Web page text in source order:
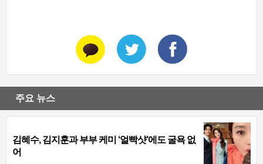
주요 뉴스
김혜수, 김지훈과 부부 케미 ‘얼빡샷’에도 굴욕 없
어